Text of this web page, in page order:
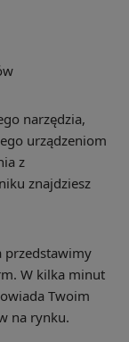
narzędzia,
urządzeniom
z
znajdziesz
przedstawimy
W kilka minut
Twoim
na rynku.